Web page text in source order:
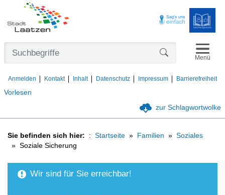
Vorlesen
Anmelden Kontakt Inhalt Datenschutz Impressum Barrierefreiheit
Menü
zur Schlagwortwolke
Sie befinden sich hier: Startseite Familien
Soziales
Soziale Sicherung
Wir sind für Sie erreichbar!